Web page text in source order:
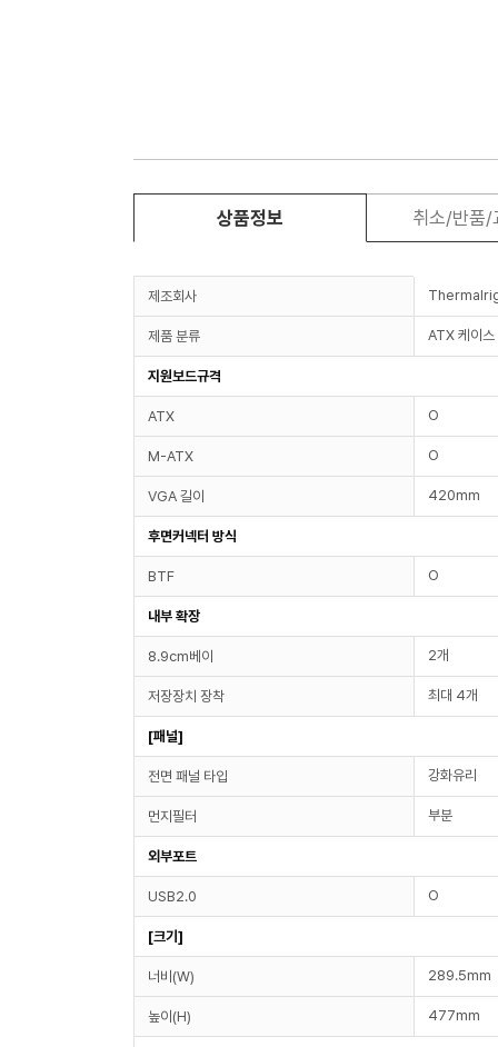
상품정보 취소/반품/
제조회사
제품 분류 ATX 케이스
지원보드규격
ATX O
M-ATX O
VGA 길이 420mm
후면커넥터 방식
BTF O
내부 확장
8.9cm베이 2개
저장장치 장착 최대 4개
[패널]
전면 패널 타입 강화유리
먼지필터 부분
외부포트
USB2.0 O
[크기]
너비(W) 289.5mm
높이(H) 477mm